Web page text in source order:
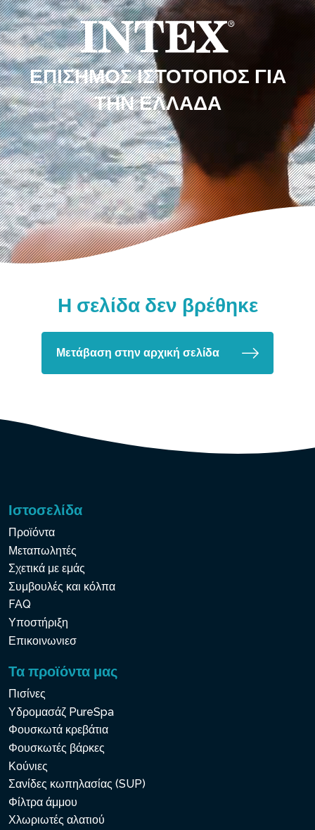
ΕΠΊΣΗΜΟΣ ΙΣΤΌΤΟΠΟΣ ΓΙΑ
ΤΗΝ ΕΛΛΆΔΑ
Η σελίδα δεν βρέθηκε
Μετάβαση στην αρχική σελίδα
Ιστοσελίδα
Προϊόντα
Μεταπωλητές
Σχετικά με εμάς
Συμβουλές και κόλπα
FAQ
Υποστήριξη
Επικοινωνιεσ
Τα προϊόντα μας
Πισίνες
Υδρομασάζ PureSpa
Φουσκωτά κρεβάτια
Φουσκωτές βάρκες
Κούνιες
Σανίδες κωπηλασίας (SUP)
Φίλτρα άμμου
Χλωριωτές αλατιού